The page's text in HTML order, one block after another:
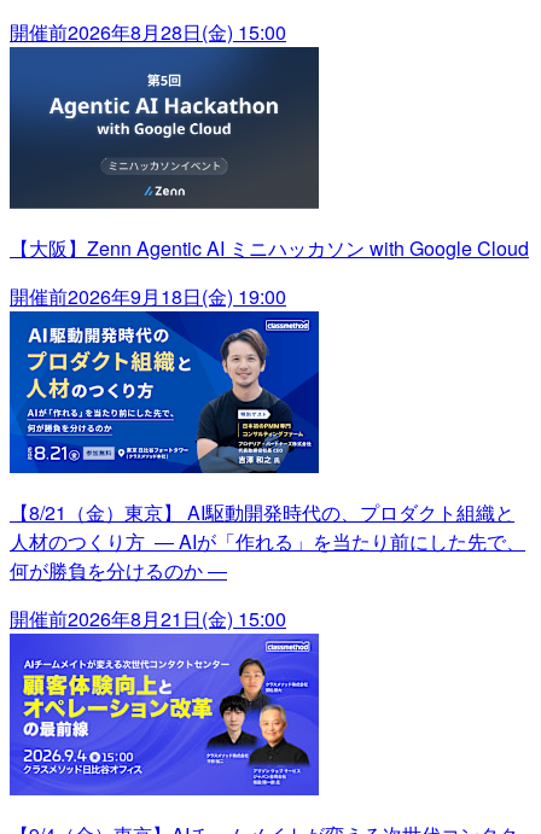
開催前2026年8月28日(金) 15:00
【大阪】Zenn Agentic AI ミニハッカソン with Google Cloud
開催前2026年9月18日(金) 19:00
【8/21（金）東京】 AI駆動開発時代の、プロダクト組織と
人材のつくり方 ― AIが「作れる」を当たり前にした先で、
何が勝負を分けるのか ―
開催前2026年8月21日(金) 15:00